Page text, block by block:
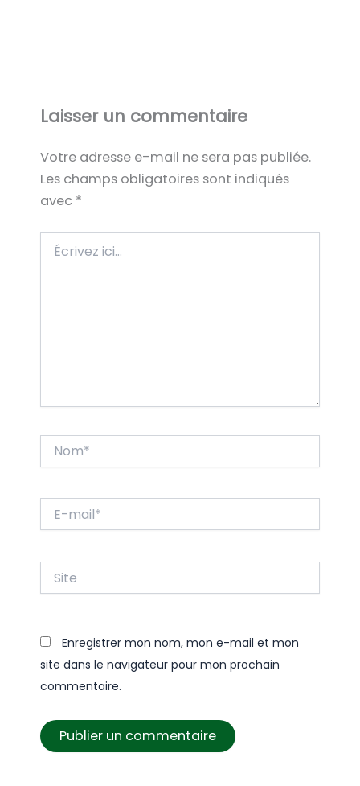
Laisser un commentaire
Votre adresse e-mail ne sera pas publiée.
Les champs obligatoires sont indiqués
avec *
ici…
mail*
Enregistrer mon nom, mon e-mail et mon
site dans le navigateur pour mon prochain
commentaire.